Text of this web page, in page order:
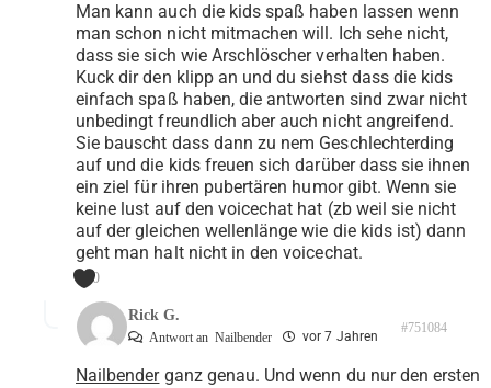
Man kann auch die kids spaß haben lassen wenn
man schon nicht mitmachen will. Ich sehe nicht,
dass sie sich wie Arschlöscher verhalten haben.
Kuck dir den klipp an und du siehst dass die kids
einfach spaß haben, die antworten sind zwar nicht
unbedingt freundlich aber auch nicht angreifend.
Sie bauscht dass dann zu nem Geschlechterding
auf und die kids freuen sich darüber dass sie ihnen
ein ziel für ihren pubertären humor gibt. Wenn sie
keine lust auf den voicechat hat (zb weil sie nicht
auf der gleichen wellenlänge wie die kids ist) dann
geht man halt nicht in den voicechat.
0
Rick G.
Antwort an Nailbender vor 7 Jahren
#751084
Nailbenderganz genau. Und wenn du nur den ersten